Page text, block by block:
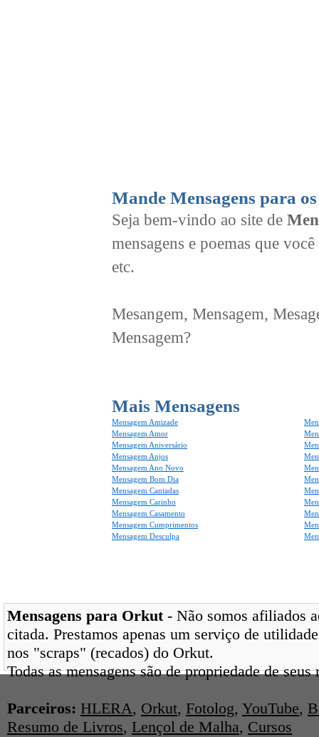
Mande Mensagens para
Seja bem-vindo ao site de
mensagens e poemas que
etc.
Mesangem, Mensagem,
Mensagem?
Mais Mensagens
Mensagem Amizade
Mensagem Amor
Mensagem Aniversário
Mensagem Anjos
Mensagem Ano Novo
Mensagem Bom Dia
Mensagem Cantadas
Mensagem Carinho
Mensagem Casamento
Mensagem Cumprimentos
Mensagem Desculpa
Mensagens para Orkut- Não somos afiliados
citada. Prestamos apenas um serviço de
nos "scraps" (recados) do Orkut.
Todas as mensagens são de propriedade de
Parceiros: HLERA, Orkut, Fotolog, YouTube,
Resumo de Livros, Lençol de Malha, Cursos